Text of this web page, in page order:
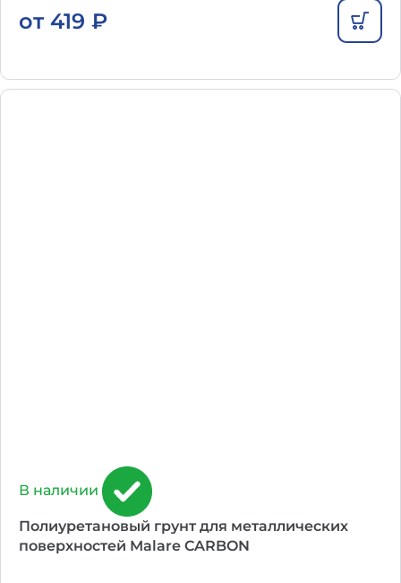
от 419 ₽
В наличии
Полиуретановый грунт для металлических
поверхностей Malare CARBON